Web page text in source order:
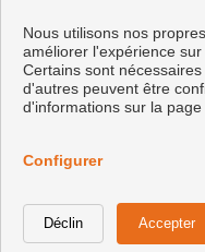
De Lundi au
Nous utilisons nos
améliorer l'expérience
Certains sont
d'autres peuvent être
d'informations sur la page
Configurer